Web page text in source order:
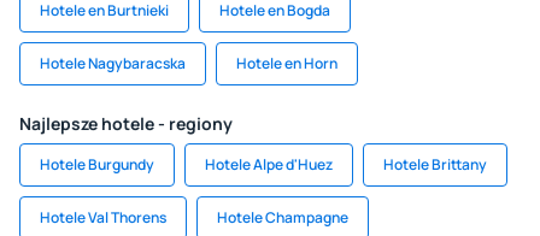
Hotele en Burtnieki Hotele en Bogda
Hotele Nagybaracska Hotele en Horn
Najlepsze hotele - regiony
Hotele Burgundy Hotele Alpe d'Huez Hotele Brittany
Hotele Val Thorens Hotele Champagne